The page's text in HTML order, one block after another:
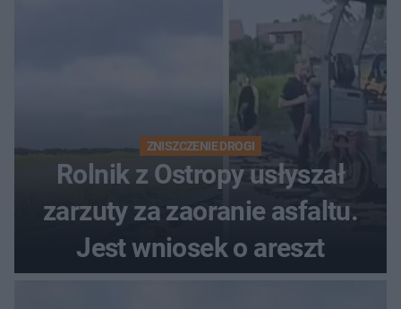
ZNISZCZENIE DROGI
Rolnik z Ostropy usłyszał
zarzuty za zaoranie asfaltu.
Jest wniosek o areszt